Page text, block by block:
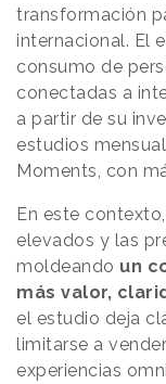
transformación
internacional. El
consumo de
conectadas a
a partir de su
estudios
Moments, con
En este
elevados y las
moldeando un
más valor,
el estudio deja
limitarse a
experiencias